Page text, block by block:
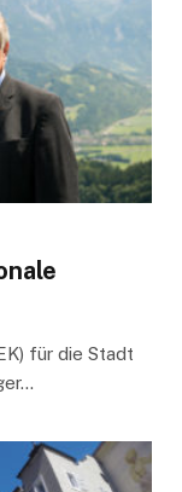
für die Stadt